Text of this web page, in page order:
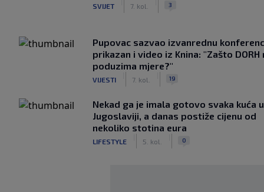
SVIJET 7. kol. 3
Pupovac sazvao izvanrednu
prikazan i video iz Knina: "Zašto DORH
poduzima mjere?"
VIJESTI 7. kol. 19
Nekad ga je imala gotovo svaka kuća u
Jugoslaviji, a danas postiže cijenu od
nekoliko stotina eura
LIFESTYLE 5. kol. 0